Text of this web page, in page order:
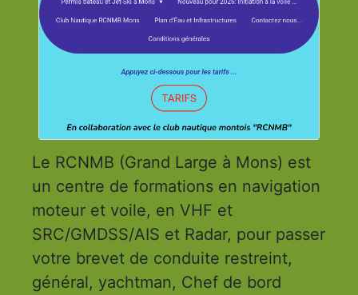
Le RCNMB (Grand Large à Mons) est
un centre de formations en navigation
moteur et voile, en VHF et
SRC/GMDSS/AIS et Radar, pour passer
votre brevet de conduite restreint,
général, yachtman, Chef de bord